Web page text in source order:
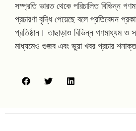
সম্প্রতি ভারত থেকে পরিচালিত বিভিন্ন
প্রচারণা বৃদ্ধি পেয়েছে বলে প্রতিবেদন
প্রতিষ্ঠান। তাছাড়াও বিভিন্ন গণমাধ্যম ও
মাধ্যমেও গুজব এবং ভুয়া খবর প্রচার